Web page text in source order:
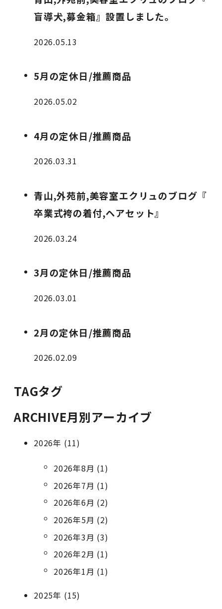
盲導犬,募金箱』設置しました。
2026.05.13
5月の定休日/推薦商品
2026.05.02
4月の定休日/推薦商品
2026.03.31
青山,外苑前,美容室エクリュのブログ『
卒業式袴の着付,ヘアセット』
2026.03.24
3月の定休日/推薦商品
2026.03.01
2月の定休日/推薦商品
2026.02.09
TAGタグ
ARCHIVE月別アーカイブ
2026年 (11)
2026年8月 (1)
2026年7月 (1)
2026年6月 (2)
2026年5月 (2)
2026年3月 (3)
2026年2月 (1)
2026年1月 (1)
2025年 (15)